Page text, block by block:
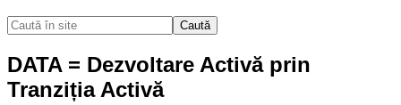
Caută
DATA = Dezvoltare Activă prin
Tranziția Activă